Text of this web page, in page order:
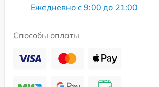
Ежедневно с 9:00 до 21:00
Способы оплаты